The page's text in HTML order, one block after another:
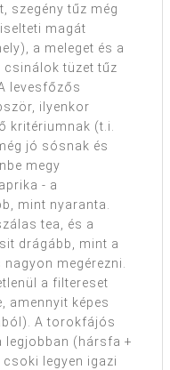
szegény tűz még
magát
a meleget és a
csinálok tüzet tűz
levesfőzős
ilyenkor
kritériumnak (t.i.
jó sósnak és
megy
- a
mint nyaranta.
tea, és a
drágább, mint a
megérezni.
a filtereset
amennyit képes
A torokfájós
legjobban (hársfa +
legyen igazi